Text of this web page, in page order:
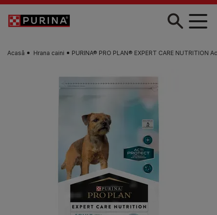
Skip to main content
Acasă Hrana caini PURINA® PRO PLAN® EXPERT CARE